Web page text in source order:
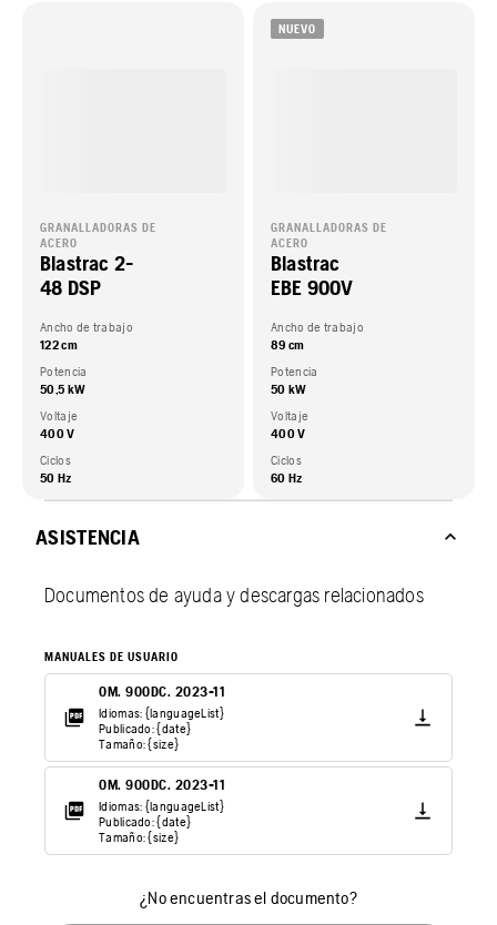
GRANALLADORAS DE
ACERO
Blastrac 2-
48 DSP
Ancho de trabajo
122 cm
Potencia
50,5 kW
Voltaje
400 V
Ciclos
50 Hz
NUEVO
GRANALLADORAS DE
ACERO
Blastrac
EBE 900V
Ancho de trabajo
89 cm
Potencia
50 kW
Voltaje
400 V
Ciclos
60 Hz
ASISTENCIA
Documentos de ayuda y descargas relacionados
MANUALES DE USUARIO
OM. 900DC. 2023-11
Idiomas: {languageList}
Publicado: {date}
Tamaño: {size}
OM. 900DC. 2023-11
Idiomas: {languageList}
Publicado: {date}
Tamaño: {size}
¿No encuentras el documento?